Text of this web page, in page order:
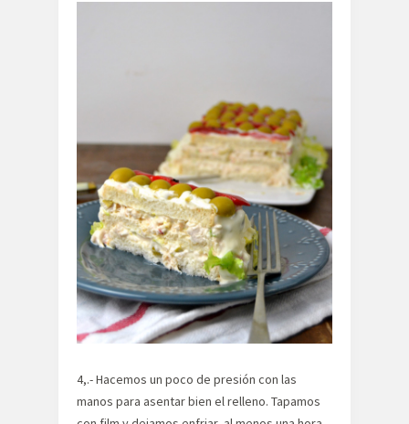
4,.- Hacemos un poco de presión con las
manos para asentar bien el relleno. Tapamos